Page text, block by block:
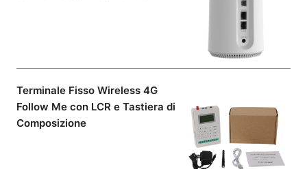
Terminale Fisso Wireless 4G
Follow Me con LCR e Tastiera di
Composizione